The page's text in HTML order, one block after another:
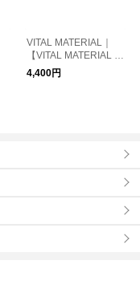
VITAL MATERIAL｜
【VITAL MATERIAL ×
AUTO MOAI】 GIFT B
OXセット
4,400円